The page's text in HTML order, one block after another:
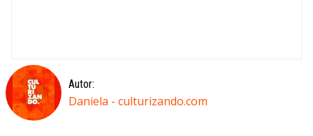
Autor:
Daniela - culturizando.com